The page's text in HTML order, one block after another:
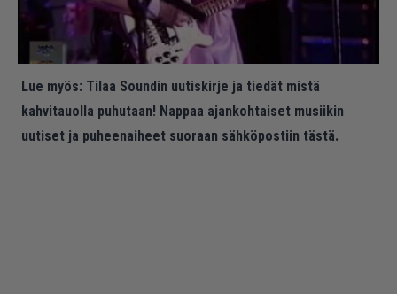
Lue myös: Tilaa Soundin uutiskirje ja tiedät mistä
kahvitauolla puhutaan! Nappaa ajankohtaiset musiikin
uutiset ja puheenaiheet suoraan sähköpostiin tästä.